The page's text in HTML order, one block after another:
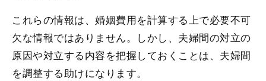
これらの情報は、婚姻費用を計算する上で必要不可
欠な情報ではありません。しかし、夫婦間の対立の
原因や対立する内容を把握しておくことは、夫婦間
を調整する助けになります。